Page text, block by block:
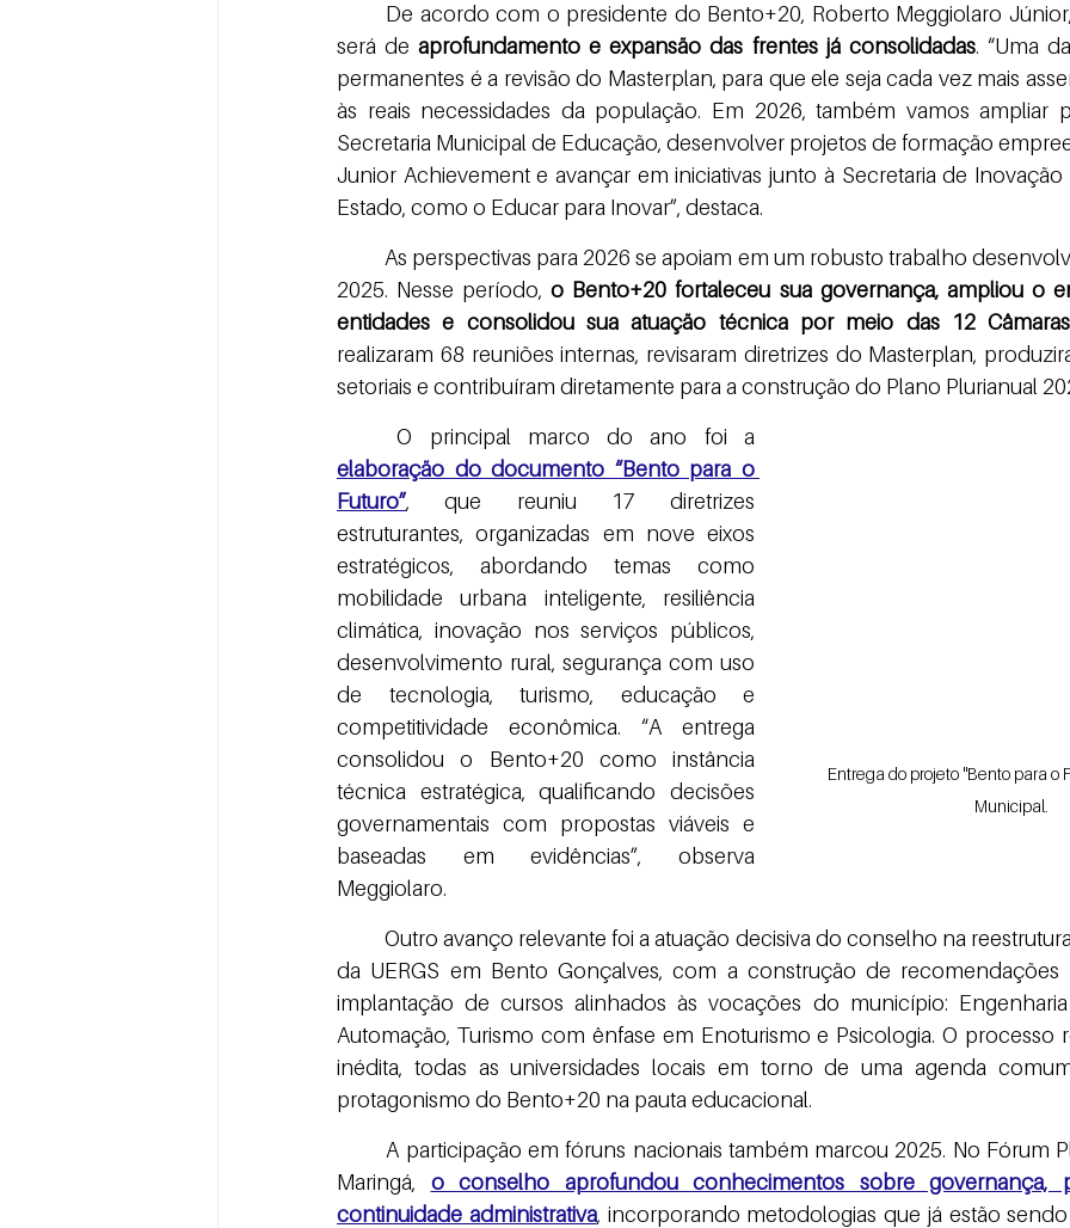
será de aprofundamento e expansão das frentes já consolidadas. “Uma
permanentes é a revisão do Masterplan, para que ele seja cada vez mais
às reais necessidades da população. Em 2026, também vamos ampliar
Secretaria Municipal de Educação, desenvolver projetos de formação
Junior Achievement e avançar em iniciativas junto à Secretaria de
Estado, como o Educar para Inovar”, destaca.
2025. Nesse período, o Bento+20 fortaleceu sua governança, ampliou o
entidades e consolidou sua atuação técnica por meio das 12
realizaram 68 reuniões internas, revisaram diretrizes do Masterplan,
setoriais e contribuíram diretamente para a construção do Plano Plurianual
Entrega do projeto "Bento para o
Municipal.
elaboração do documento “Bento para o
Futuro”, que reuniu 17 diretrizes
estruturantes, organizadas em nove eixos
estratégicos, abordando temas como
mobilidade urbana inteligente, resiliência
climática, inovação nos serviços públicos,
desenvolvimento rural, segurança com uso
de tecnologia, turismo, educação e
competitividade econômica. “A entrega
consolidou o Bento+20 como instância
técnica estratégica, qualificando decisões
governamentais com propostas viáveis e
baseadas em evidências”, observa
Meggiolaro.
	Outro avanço relevante foi a atuação decisiva do conselho na reestruturação do campus
da UERGS em Bento Gonçalves, com a construção de recomendações
implantação de cursos alinhados às vocações do município:
Automação, Turismo com ênfase em Enoturismo e Psicologia. O processo
inédita, todas as universidades locais em torno de uma agenda
protagonismo do Bento+20 na pauta educacional.
Maringá, o conselho aprofundou conhecimentos sobre governança,
continuidade administrativa, incorporando metodologias que já estão